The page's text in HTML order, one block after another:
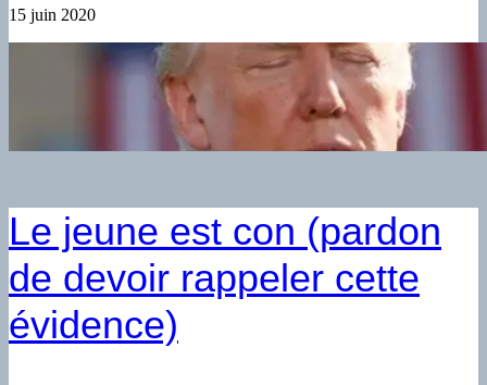
15 juin 2020
Le jeune est con (pardon
de devoir rappeler cette
évidence)